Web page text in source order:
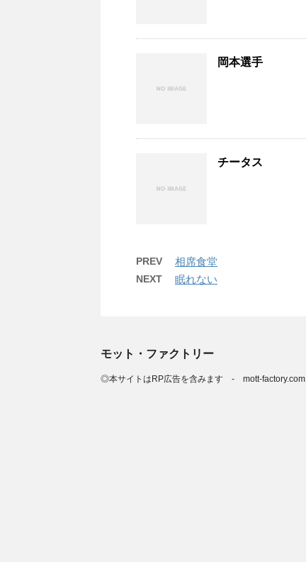
岡本選手
チータス
PREV 相席食堂
NEXT 眠れない
モット・ファクトリー
◎本サイトはRP広告を含みます - mott-factory.com